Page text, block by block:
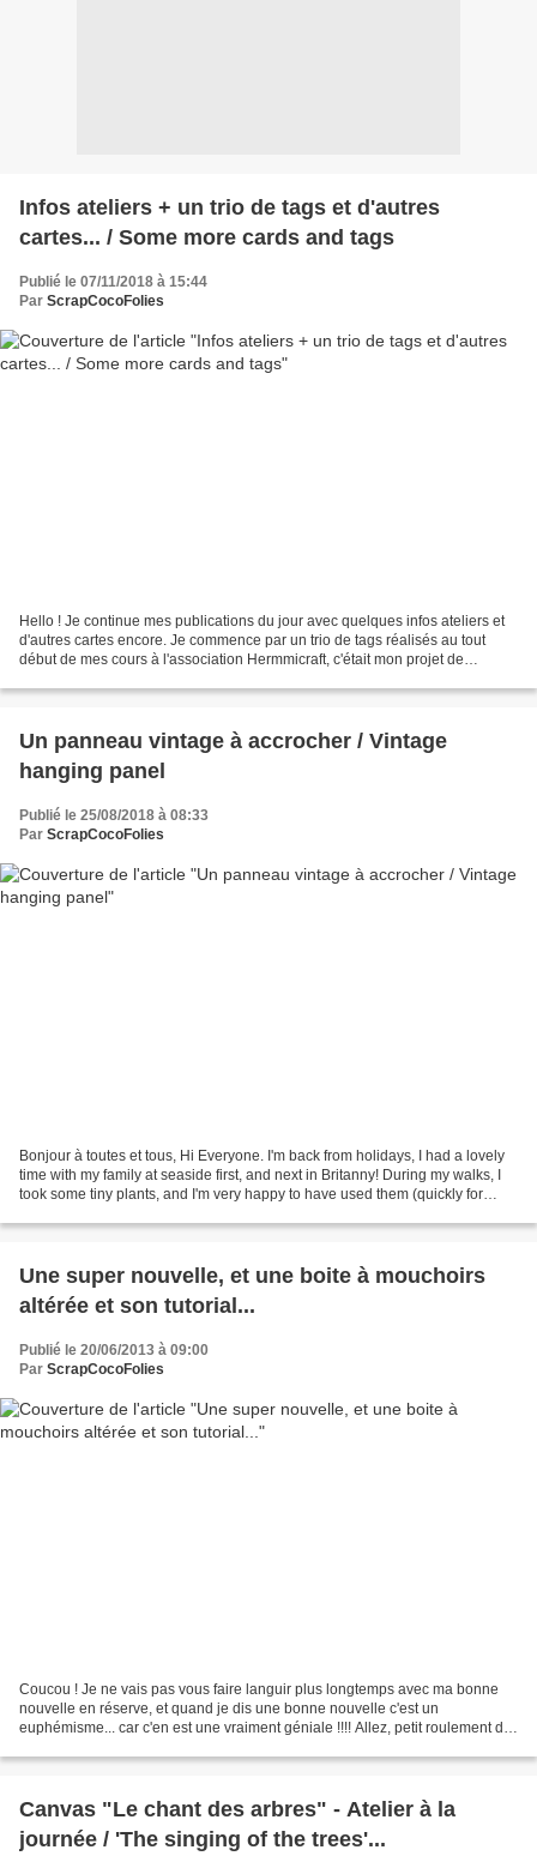
Infos ateliers + un trio de tags et d'autres
cartes... / Some more cards and tags
Publié le 07/11/2018 à 15:44
Par ScrapCocoFolies
Hello ! Je continue mes publications du jour avec quelques infos ateliers et
d'autres cartes encore. Je commence par un trio de tags réalisés au tout
début de mes cours à l'association Hermmicraft, c'était mon projet de
Un panneau vintage à accrocher / Vintage
hanging panel
Publié le 25/08/2018 à 08:33
Par ScrapCocoFolies
Bonjour à toutes et tous, Hi Everyone. I'm back from holidays, I had a lovely
time with my family at seaside first, and next in Britanny! During my walks, I
took some tiny plants, and I'm very happy to have used them (quickly for
Une super nouvelle, et une boite à mouchoirs
altérée et son tutorial...
Publié le 20/06/2013 à 09:00
Par ScrapCocoFolies
Coucou ! Je ne vais pas vous faire languir plus longtemps avec ma bonne
nouvelle en réserve, et quand je dis une bonne nouvelle c'est un
euphémisme... car c'en est une vraiment géniale !!!! Allez, petit roulement de
Canvas "Le chant des arbres" - Atelier à la
journée / 'The singing of the trees'...